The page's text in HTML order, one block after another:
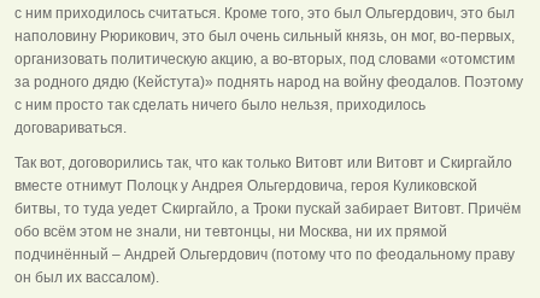
с ним приходилось считаться. Кроме того, это был Ольгердович, это был
наполовину Рюрикович, это был очень сильный князь, он мог, во-первых,
организовать политическую акцию, а во-вторых, под словами «отомстим
за родного дядю (Кейстута)» поднять народ на войну феодалов. Поэтому
с ним просто так сделать ничего было нельзя, приходилось
договариваться.
Так вот, договорились так, что как только Витовт или Витовт и Скиргайло
вместе отнимут Полоцк у Андрея Ольгердовича, героя Куликовской
битвы, то туда уедет Скиргайло, а Троки пускай забирает Витовт. Причём
обо всём этом не знали, ни тевтонцы, ни Москва, ни их прямой
подчинённый – Андрей Ольгердович (потому что по феодальному праву
он был их вассалом).